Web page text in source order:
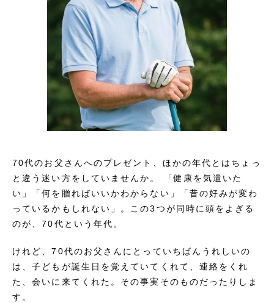
70代のお父さんへのプレゼント、ほかの年代とはちょっ
と違う迷い方をしていませんか。 「健康を気遣いた
い」「何を贈ればいいかわからない」「昔の好みが変わ
っているかもしれない」。この3つが同時に頭をよぎる
のが、70代という年代。
けれど、70代のお父さんにとっていちばんうれしいの
は、子どもが誕生日を覚えていてくれて、連絡をくれ
た、会いに来てくれた。その事実そのものだったりしま
す。